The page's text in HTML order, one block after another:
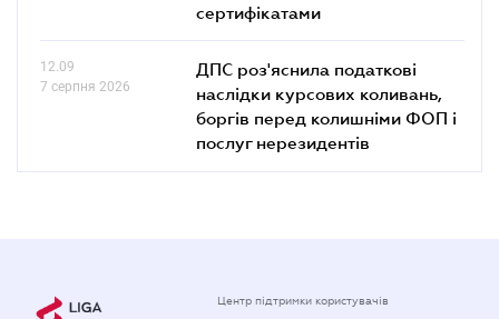
сертифікатами
12.09
7 серпня 2026
ДПС роз'яснила податкові
наслідки курсових коливань,
боргів перед колишніми ФОП і
послуг нерезидентів
Центр підтримки користувачів